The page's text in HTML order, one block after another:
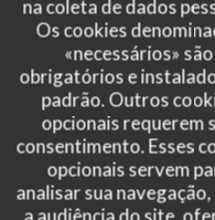
na coleta de dados
Os cookies
«necessários» são
obrigatórios e
padrão. Outros
opcionais requerem
consentimento. Esses
opcionais servem
analisar sua